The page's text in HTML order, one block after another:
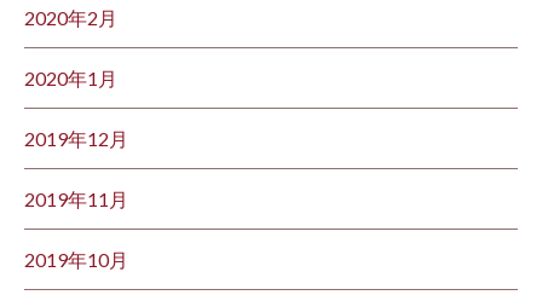
2020年2月
2020年1月
2019年12月
2019年11月
2019年10月